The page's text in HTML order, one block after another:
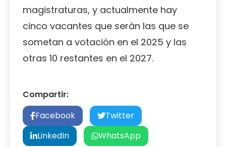
magistraturas, y actualmente hay
cinco vacantes que serán las que se
sometan a votación en el 2025 y las
otras 10 restantes en el 2027.
Compartir:
Facebook
Twitter
LinkedIn
WhatsApp